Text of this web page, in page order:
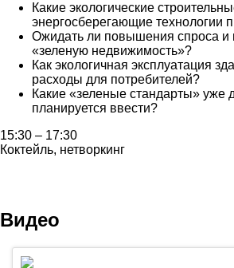
Какие экологические
энергосберегающие технологии
Ожидать ли повышения спроса и
«зеленую недвижимость»?
Как экологичная эксплуатация
расходы для потребителей?
Какие «зеленые стандарты» уже
планируется ввести?
15:30 – 17:30
Коктейль, нетворкинг
Видео